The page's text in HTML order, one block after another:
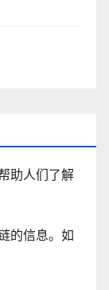
助人们了解
的信息。如